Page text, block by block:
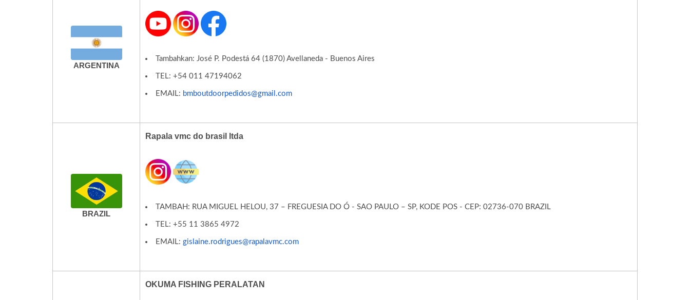
ARGENTINA
Tambahkan: José P. Podestá 64 (1870) Avellaneda - Buenos Aires
TEL: +54 011 47194062
EMAIL: bmboutdoorpedidos@gmail.com
BRAZIL
Rapala vmc do brasil ltda
TAMBAH: RUA MIGUEL HELOU, 37 – FREGUESIA DO Ó - SAO PAULO – SP, KODE POS - CEP: 02736-070 BRAZIL
TEL: +55 11 3865 4972
EMAIL:gislaine.rodrigues@rapalavmc.com
OKUMA FISHING PERALATAN